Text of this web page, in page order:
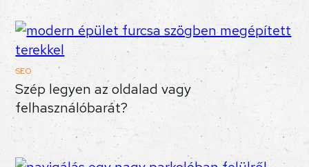
SEO
Szép legyen az oldalad vagy
felhasználóbarát?